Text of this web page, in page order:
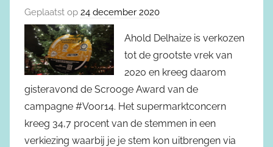
Geplaatst op 24 december 2020
Ahold Delhaize is verkozen
tot de grootste vrek van
2020 en kreeg daarom
gisteravond de Scrooge Award van de
campagne #Voor14. Het supermarktconcern
kreeg 34,7 procent van de stemmen in een
verkiezing waarbij je je stem kon uitbrengen via